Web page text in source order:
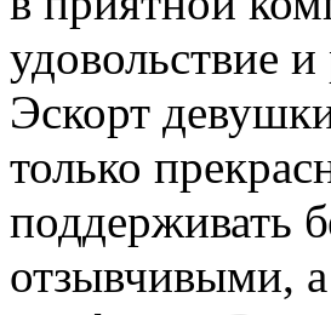
удовольствие
Эскорт
только
поддерживать
отзывчивыми,